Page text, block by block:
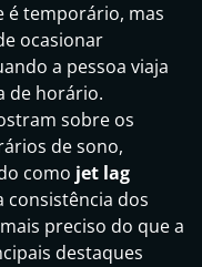
é temporário, mas
ocasionar
a pessoa viaja
de horário.
sobre os
de sono,
como jet lag
consistência dos
preciso do que a
destaques